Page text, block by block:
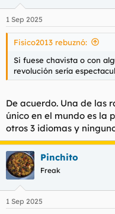
e
s
1 Sep 2025
Fisico2013 rebuznó:
Si fuese chavista o con
revolución sería
De acuerdo. Una de las
único en el mundo es la
otros 3 idiomas y
Pinchito
Freak
1 Sep 2025